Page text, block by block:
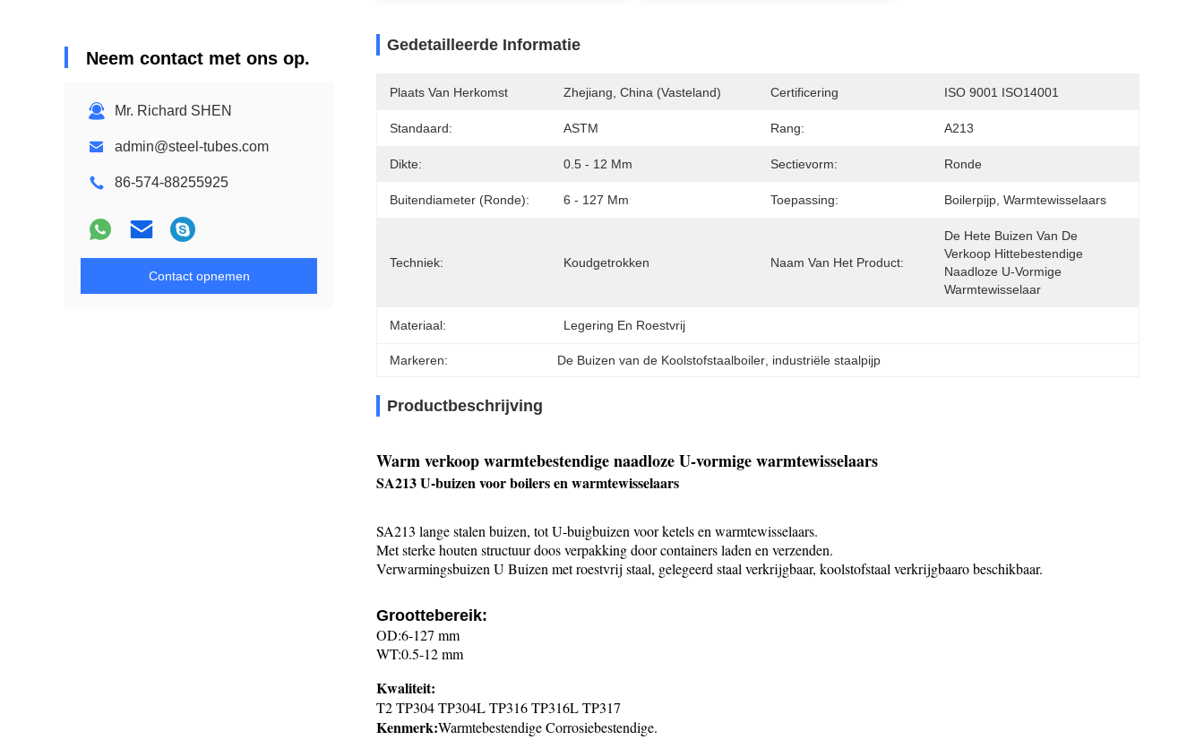
Neem contact met ons op.
Mr. Richard SHEN
admin@steel-tubes.com
86-574-88255925
Contact opnemen
Gedetailleerde Informatie
Plaats Van Herkomst Zhejiang, China (vasteland) Certificering ISO 9001 ISO14001
Standaard: ASTM Rang: A213
Dikte: 0.5 - 12 Mm Sectievorm: Ronde
Buitendiameter (Ronde): 6 - 127 Mm Toepassing: Boilerpijp, Warmtewisselaars
Techniek: Koudgetrokken Naam Van Het Product:
De Hete Buizen Van De
Verkoop Hittebestendige
Naadloze U-Vormige
Warmtewisselaar
Materiaal: Legering En Roestvrij
Markeren: De Buizen van de Koolstofstaalboiler industriële staalpijp
Productbeschrijving
Warm verkoop warmtebestendige naadloze U-vormige warmtewisselaars
SA213 U-buizen voor boilers en warmtewisselaars
SA213 lange stalen buizen, tot U-buigbuizen voor ketels en warmtewisselaars.
Met sterke houten structuur doos verpakking door containers laden en verzenden.
Verwarmingsbuizen U Buizen met roestvrij staal, gelegeerd staal verkrijgbaar, koolstofstaal verkrijgbaaro beschikbaar.
Groottebereik:
OD:6-127 mm
WT:0.5-12 mm
Kwaliteit:
T2 TP304 TP304L TP316 TP316L TP317
Kenmerk:Warmtebestendige Corrosiebestendige.